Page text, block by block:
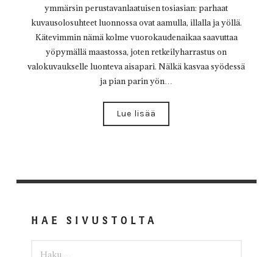
ymmärsin perustavanlaatuisen tosiasian: parhaat
kuvausolosuhteet luonnossa ovat aamulla, illalla ja yöllä.
Kätevimmin nämä kolme vuorokaudenaikaa saavuttaa
yöpymällä maastossa, joten retkeilyharrastus on
valokuvaukselle luonteva aisapari. Nälkä kasvaa syödessä
ja pian parin yön…
Lue lisää
HAE SIVUSTOLTA